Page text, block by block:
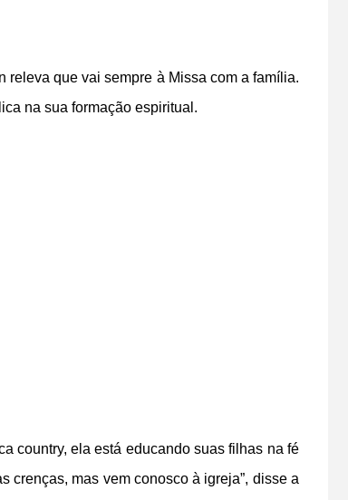
releva que vai sempre à Missa com a família.
na sua formação espiritual.
country, ela está educando suas filhas na fé
crenças, mas vem conosco à igreja”, disse a